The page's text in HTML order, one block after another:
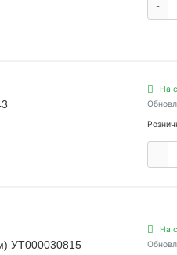
-
На
-
УТ000030815
На